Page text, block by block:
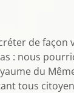
de façon
: nous
du
tous